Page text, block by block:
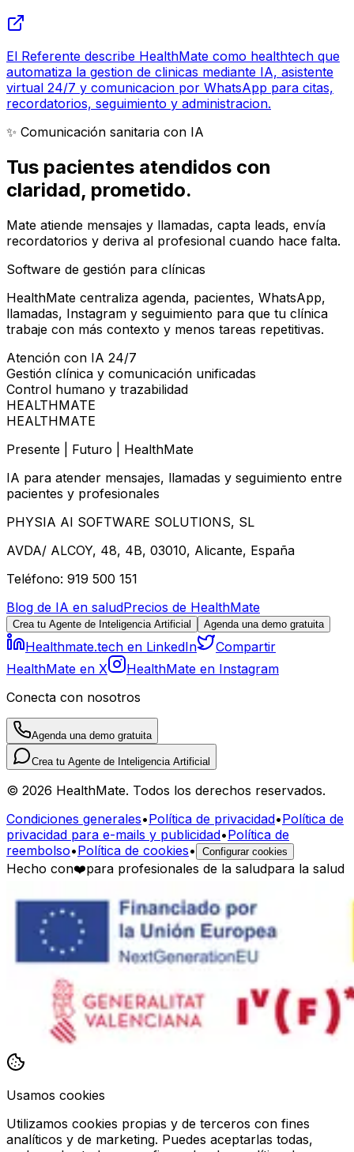
El Referente describe HealthMate como healthtech que
automatiza la gestion de clinicas mediante IA, asistente
virtual 24/7 y comunicacion por WhatsApp para citas,
recordatorios, seguimiento y administracion.
✨ Comunicación sanitaria con IA
Tus pacientes atendidos con
claridad, prometido.
Mate atiende mensajes y llamadas, capta leads, envía
recordatorios y deriva al profesional cuando hace falta.
Software de gestión para clínicas
HealthMate centraliza agenda, pacientes, WhatsApp,
llamadas, Instagram y seguimiento para que tu clínica
trabaje con más contexto y menos tareas repetitivas.
Atención con IA 24/7
Gestión clínica y comunicación unificadas
Control humano y trazabilidad
HEALTHMATE
HEALTHMATE
Presente | Futuro | HealthMate
IA para atender mensajes, llamadas y seguimiento entre
pacientes y profesionales
PHYSIA AI SOFTWARE SOLUTIONS, SL
AVDA/ ALCOY, 48, 4B, 03010, Alicante, España
Teléfono: 919 500 151
Blog de IA en saludPrecios de HealthMate
Crea tu Agente de Inteligencia Artificial Agenda una demo gratuita
Healthmate.tech en LinkedIn
Compartir
HealthMate en X
HealthMate en Instagram
Conecta con nosotros
Agenda una demo gratuita
Crea tu Agente de Inteligencia Artificial
© 2026 HealthMate. Todos los derechos reservados.
Condiciones generales•Política de privacidad•Política de
privacidad para e-mails y publicidad•Política de
reembolso•Política de cookies• Configurar cookies
Hecho con❤️para profesionales de la saludpara la salud
Usamos cookies
Utilizamos cookies propias y de terceros con fines
analíticos y de marketing. Puedes aceptarlas todas,